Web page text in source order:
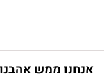
הצלחה מקצועית.
ריקאר- המשלב
כמה מגדולי הרוח
אנחנו ממש